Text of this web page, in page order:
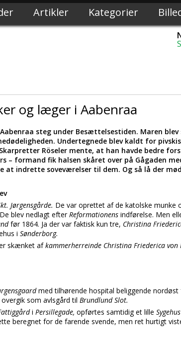
Artikler Kategorier
og læger i Aabenraa
steg under Besættelsestiden. Maren
Undertegnede blev kaldt for
Röseler mente, at han havde bedre
– formand fik halsen skåret over på Gågaden
at indrette soveværelser til dem. Og så lå der
Jørgensgårde. De var oprettet af de katolske munke
blev nedlagt efterReformationens indførelse. Men
før 1864. Ja der var faktisk kun tre, Christina
i Sønderborg.
skænket afkammerherreinde Christina Friederica von
med tilhørende hospital beliggende
som avlsgård til Brundlund Slot.
i Persillegade, opførtes samtidig et lille Sygehus
beregnet for de farende svende, men ret hurtigt